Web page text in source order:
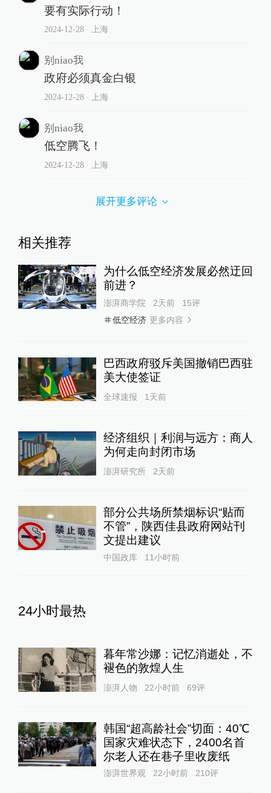
要有实际行动！
2024-12-28∙ 上海
别niao我
政府必须真金白银
2024-12-28∙ 上海
别niao我
低空腾飞！
2024-12-28∙ 上海
展开更多评论
相关推荐
为什么低空经济发展必然迂回
前进？
澎湃商学院 2天前 15评
低空经济 更多内容
巴西政府驳斥美国撤销巴西驻
美大使签证
全球速报 1天前
经济组织｜利润与远方：商人
为何走向封闭市场
澎湃研究所 2天前
部分公共场所禁烟标识“贴而
不管”，陕西佳县政府网站刊
文提出建议
中国政库 11小时前
24小时最热
暮年常沙娜：记忆消逝处，不
褪色的敦煌人生
澎湃人物 22小时前 69评
韩国“超高龄社会”切面：40℃
国家灾难状态下，2400名首
尔老人还在巷子里收废纸
澎湃世界观 22小时前 210评